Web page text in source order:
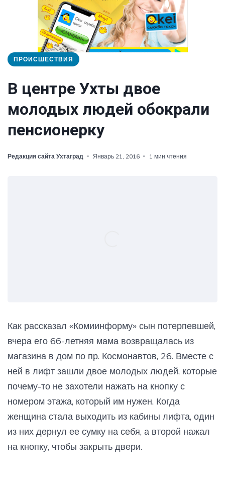
ПРОИСШЕСТВИЯ
В центре Ухты двое
молодых людей обокрали
пенсионерку
Редакция сайта Ухтаград Январь 21, 2016 1 мин чтения
Как рассказал «Комиинформу» сын потерпевшей,
вчера его 66-летняя мама возвращалась из
магазина в дом по пр. Космонавтов, 26. Вместе с
ней в лифт зашли двое молодых людей, которые
почему-то не захотели нажать на кнопку с
номером этажа, который им нужен. Когда
женщина стала выходить из кабины лифта, один
из них дернул ее сумку на себя, а второй нажал
на кнопку, чтобы закрыть двери.